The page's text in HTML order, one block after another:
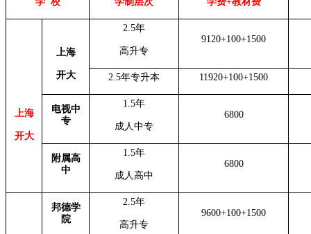
上海
开大
上海
开大
2.5年
高升专
9120+100+1500
2.5年专升本 11920+100+1500
电视中
专
1.5年
成人中专
6800
附属高
中
1.5年
成人高中
6800
邦德学
院
2.5年
高升专
9600+100+1500